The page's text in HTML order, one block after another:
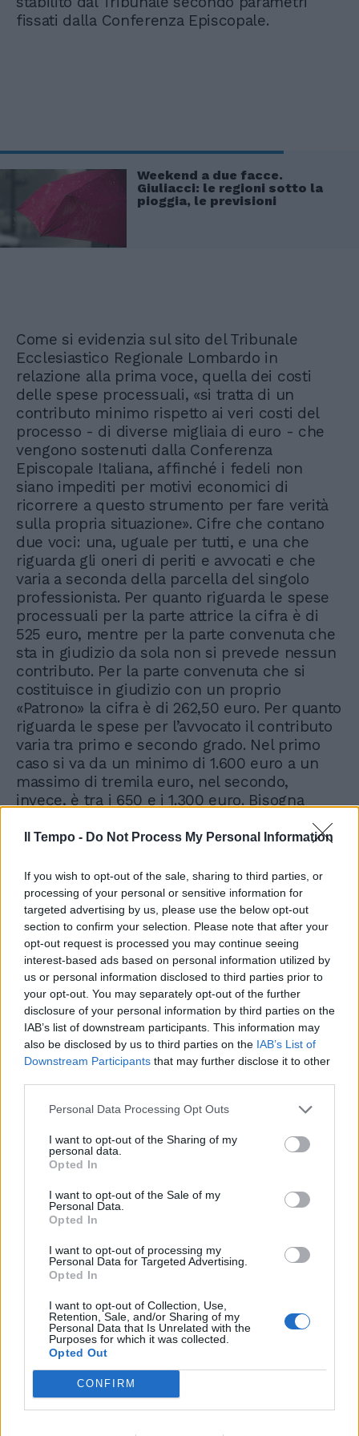
Il Tempo - Do Not Process My Personal Information
If you wish to opt-out of the sale, sharing to third parties, or
processing of your personal or sensitive information for
targeted advertising by us, please use the below opt-out
section to confirm your selection. Please note that after your
opt-out request is processed you may continue seeing
interest-based ads based on personal information utilized by
us or personal information disclosed to third parties prior to
your opt-out. You may separately opt-out of the further
disclosure of your personal information by third parties on the
IAB’s list of downstream participants. This information may
also be disclosed by us to third parties on the IAB’s List of
Downstream Participants that may further disclose it to other
Personal Data Processing Opt Outs
I want to opt-out of the Sharing of my
personal data.
Opted In
I want to opt-out of the Sale of my
Personal Data.
Opted In
I want to opt-out of processing my
Personal Data for Targeted Advertising.
Opted In
I want to opt-out of Collection, Use,
Retention, Sale, and/or Sharing of my
Personal Data that Is Unrelated with the
Purposes for which it was collected.
Opted Out
CONFIRM
fissati dalla Conferenza Episcopale.
Weekend a due facce.
Giuliacci: le regioni sotto la
pioggia, le previsioni
Come si evidenzia sul sito del Tribunale
Ecclesiastico Regionale Lombardo in
relazione alla prima voce, quella dei costi
delle spese processuali, «si tratta di un
contributo minimo rispetto ai veri costi del
processo - di diverse migliaia di euro - che
vengono sostenuti dalla Conferenza
Episcopale Italiana, affinché i fedeli non
siano impediti per motivi economici di
ricorrere a questo strumento per fare verità
sulla propria situazione». Cifre che contano
due voci: una, uguale per tutti, e una che
riguarda gli oneri di periti e avvocati e che
varia a seconda della parcella del singolo
professionista. Per quanto riguarda le spese
processuali per la parte attrice la cifra è di
525 euro, mentre per la parte convenuta che
sta in giudizio da sola non si prevede nessun
contributo. Per la parte convenuta che si
costituisce in giudizio con un proprio
«Patrono» la cifra è di 262,50 euro. Per quanto
riguarda le spese per l’avvocato il contributo
varia tra primo e secondo grado. Nel primo
caso si va da un minimo di 1.600 euro a un
massimo di tremila euro, nel secondo,
invece, è tra i 650 e i 1.300 euro. Bisogna
quindi aggiungere gli oneri fiscali. Nel caso di
assegnazione di un Patrono Stabile del
Patrocinio da parte di un libero professionista
non è dovuto nessun onorario, ma solo il
contributo alle spese processuali, dal quale
pure è possibile essere esentati (in tutto o in
parte) in casi di «comprovata impossibilità a
farvi fronte». In caso di matrimonio annullato
«non consumato» il contributo è di poco
superiore alle 525 euro. C’è poi il contributo
richiesto dall’Ufficio Speciale presso il
Tribunale Apostolico: attualmente è di 800
euro, mentre per la parte convenuta è pari a